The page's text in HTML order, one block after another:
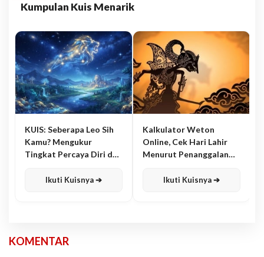
Kumpulan Kuis Menarik
KUIS: Seberapa Leo Sih
Kamu? Mengukur
Tingkat Percaya Diri dan
Ikuti Kuisnya ➔
Kalkulator Weton
Online, Cek Hari Lahir
Menurut Penanggalan
Ikuti Kuisnya ➔
KOMENTAR